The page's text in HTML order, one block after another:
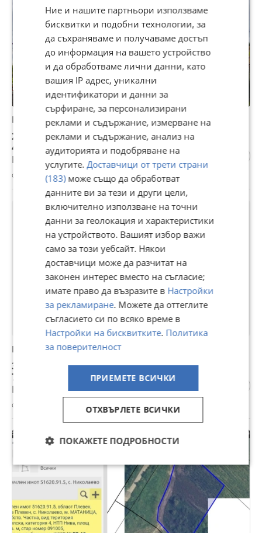
Продава КЪЩА, с. Николаево, област Плевен
20 500 €
40 094,52 лв
Не се начислява ДДС
с. Николаево, Плевен, 31 юли
Продава ПАРЦЕЛ, с. Николаево, област Плевен
3 835 €
7 500,61 лв
Не се начислява ДДС
с. Николаево, Плевен, 30 юли
Ние и нашите партньори използваме
бисквитки и подобни технологии, за
да съхраняваме и получаваме достъп
до информация на вашето устройство
и да обработваме лични данни, като
вашия IP адрес, уникални
идентификатори и данни за
сърфиране, за персонализирани
реклами и съдържание, измерване на
реклами и съдържание, анализ на
аудиторията и подобряване на
услугите.Доставчици от трети страни
(183)може също да обработват
данните ви за тези и други цели,
включително използване на точни
данни за геолокация и характеристики
на устройството. Вашият избор важи
само за този уебсайт. Някои
доставчици може да разчитат на
законен интерес вместо на съгласие;
имате право да възразите в Настройки
за рекламиране. Можете да оттеглите
съгласието си по всяко време в
Настройки на бисквитките. Политика
за поверителност
ПРИЕМЕТЕ ВСИЧКИ
ОТХВЪРЛЕТЕ ВСИЧКИ
ПОКАЖЕТЕ ПОДРОБНОСТИ